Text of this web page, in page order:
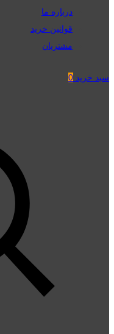
درباره ما
قوانین خرید
مشتریان
سبد خرید 0